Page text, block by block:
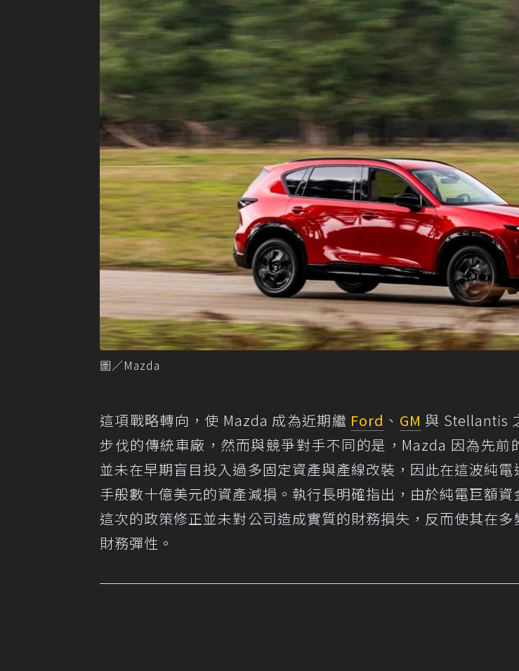
圖／Mazda
這項戰略轉向，使 Mazda 成為近期繼 Ford 、 GM 與 Stellantis
步伐的傳統車廠，然而與競爭對手不同的是，Mazda 因為先前
並未在早期盲目投入過多固定資產與產線改裝，因此在這波純
手般數十億美元的資產減損。執行長明確指出，由於純電巨額資
這次的政策修正並未對公司造成實質的財務損失，反而使其在
財務彈性。